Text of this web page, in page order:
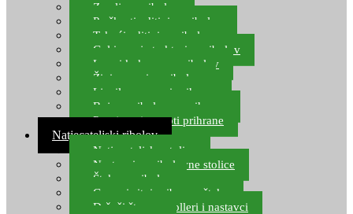
Zemlja za ribolov
Praškasti aditivi za ribolov
Tekući aditivi za ribolov
Gel i sprej atraktori za ribolov
Lovni kukuruz za ribolov
Živi mamci za ribolov
Ljepilo za crve i prihranu
Boje za ribolovnu prihranu
Provjereni recepti prihrane
Natjecateljski ribolov
Natjecateljske stolice
Nastavci za ribolovne stolice
Šteke za ribolov
Gume i sitni pribor za šteku
Držači štapova rolleri i nastavci